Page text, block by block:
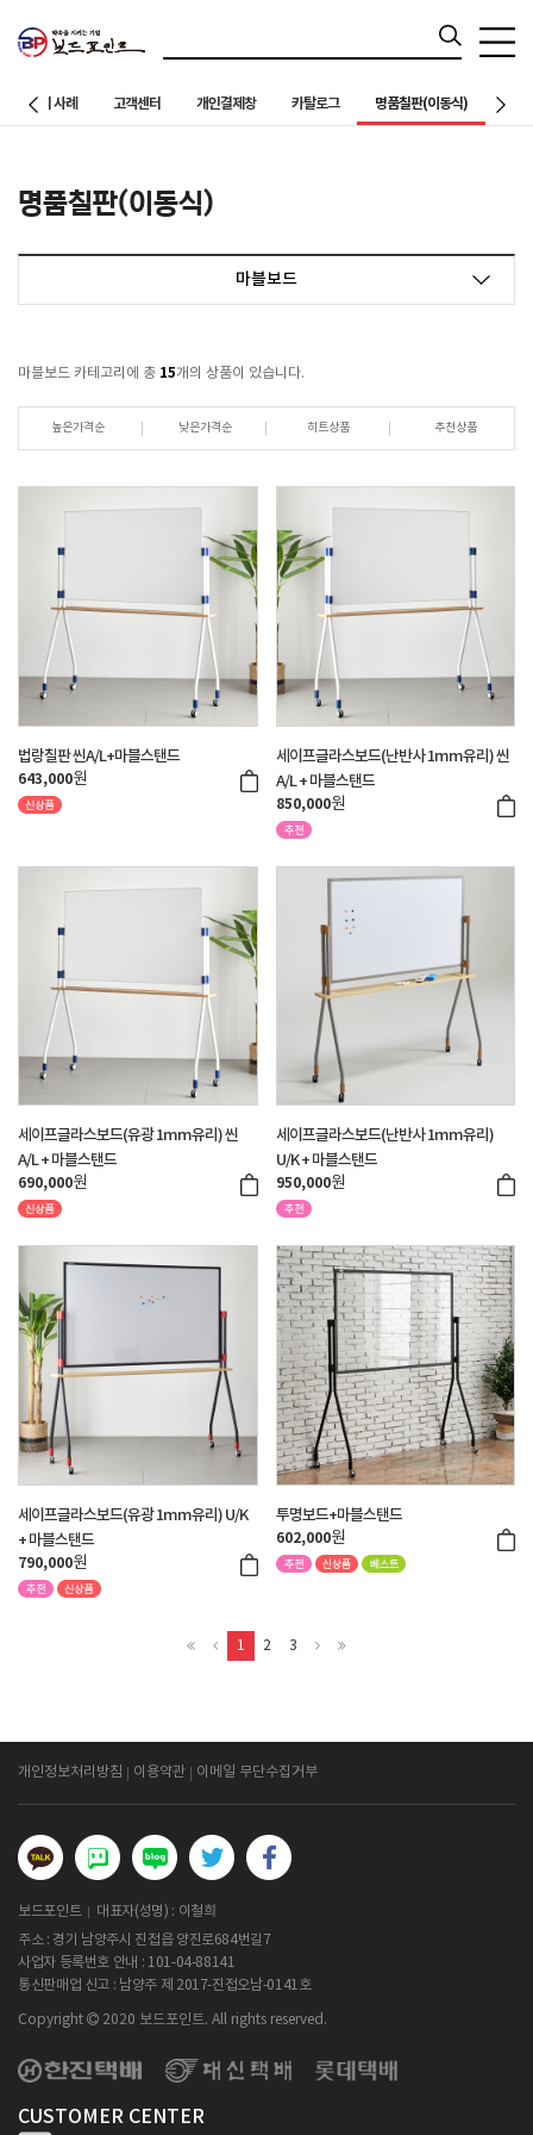
칠판설치 사례 고객센터 개인결제창 카탈로그 명품칠판(이동식)
명품칠판(이동식)
마블보드
마블보드 카테고리에 총 15개의 상품이 있습니다.
높은가격순 낮은가격순 히트상품 추천상품
법랑칠판 씬A/L+마블스탠드
643,000원
세이프글라스보드(난반사 1mm유리) 씬
A/L + 마블스탠드
850,000원
세이프글라스보드(유광 1mm유리) 씬
A/L + 마블스탠드
690,000원
세이프글라스보드(난반사 1mm유리)
U/K + 마블스탠드
950,000원
세이프글라스보드(유광 1mm유리) U/K
+ 마블스탠드
790,000원
투명보드+마블스탠드
602,000원
1 2 3
개인정보처리방침 이용약관 이메일 무단수집거부
보드포인트
대표자(성명) : 이철희
주소 : 경기 남양주시 진접읍 양진로684번길7
사업자 등록번호 안내 : 101-04-88141
통신판매업 신고 : 남양주 제 2017-진접오남-0141호
Copyright 2020 보드포인트. All rights reserved.
CUSTOMER CENTER